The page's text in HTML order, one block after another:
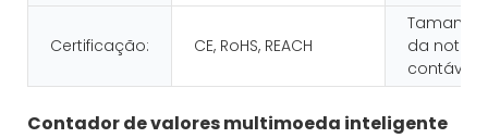
Certificação: CE, RoHS, REACH
Tamanho
da nota
contável:
Contador de valores multimoeda inteligente